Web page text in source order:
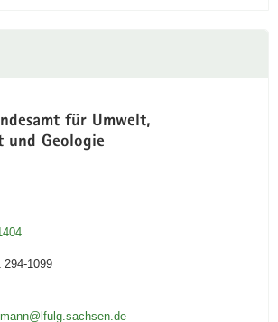
für Umwelt,
und Geologie
294-1099